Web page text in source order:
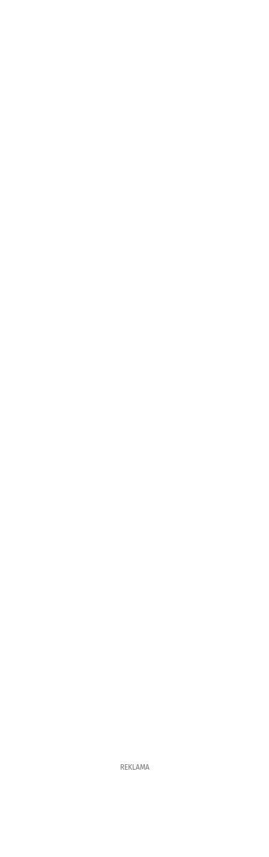
REKLAMA